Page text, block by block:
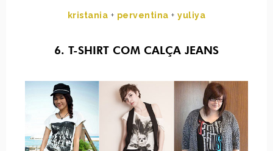
kristania + perventina +yuliya
6. T-SHIRT COM CALÇA JEANS